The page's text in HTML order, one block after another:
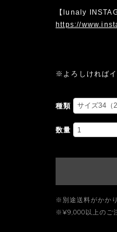
【lunaly
https://
※よろしければイ
種類
数量
※別途送料がかかり
※¥9,000以上のご